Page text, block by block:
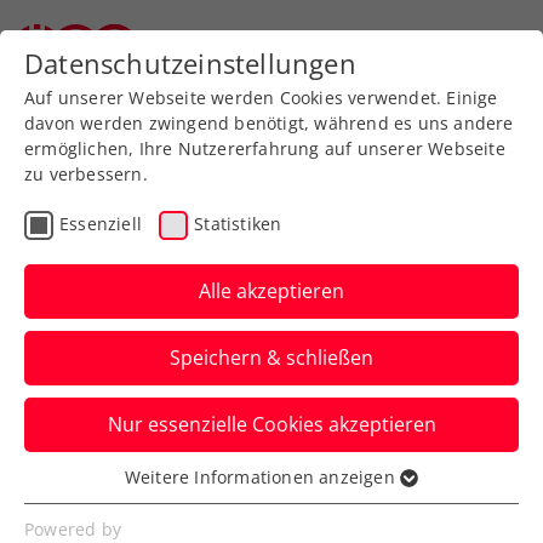
Zurück zur Newsübersicht
WTA
Die 3. FE&MALE Sports
Conference setzt auf
Frauen- & Männerpower
Kollaborationen, Perspektiven und
Visionen stehen bei „Advantage Ladies“
Datenschutzeinstellungen
Auf unserer Webseite werden Cookies verwendet. Einige
davon werden zwingend benötigt, während es uns andere
ermöglichen, Ihre Nutzererfahrung auf unserer Webseite
zu verbessern.
Essenziell Statistiken
Alle akzeptieren
Speichern & schließen
Nur essenzielle Cookies akzeptieren
Essenziell
Essenzielle Cookies werden für grundlegende
Weitere Informationen anzeigen
Powered by